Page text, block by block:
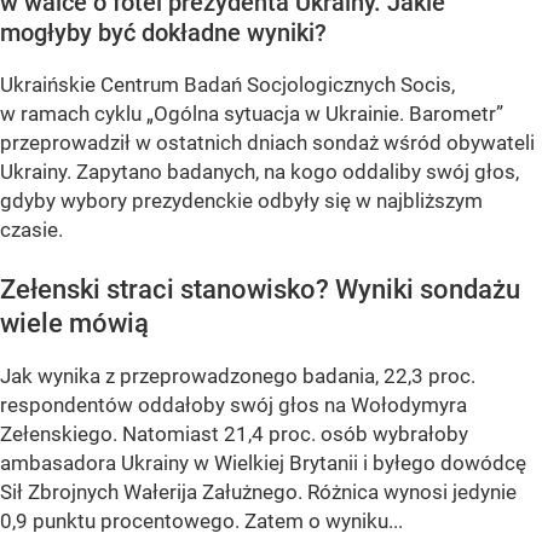
mogłyby być dokładne wyniki?
Ukraińskie Centrum Badań Socjologicznych Socis,
w ramach cyklu „Ogólna sytuacja w Ukrainie. Barometr”
przeprowadził w ostatnich dniach sondaż wśród obywateli
Ukrainy. Zapytano badanych, na kogo oddaliby swój głos,
gdyby wybory prezydenckie odbyły się w najbliższym
czasie.
Zełenski straci stanowisko? Wyniki sondażu
wiele mówią
Jak wynika z przeprowadzonego badania, 22,3 proc.
respondentów oddałoby swój głos na Wołodymyra
Zełenskiego. Natomiast 21,4 proc. osób wybrałoby
ambasadora Ukrainy w Wielkiej Brytanii i byłego dowódcę
Sił Zbrojnych Wałerija Załużnego. Różnica wynosi jedynie
0,9 punktu procentowego. Zatem o wyniku...